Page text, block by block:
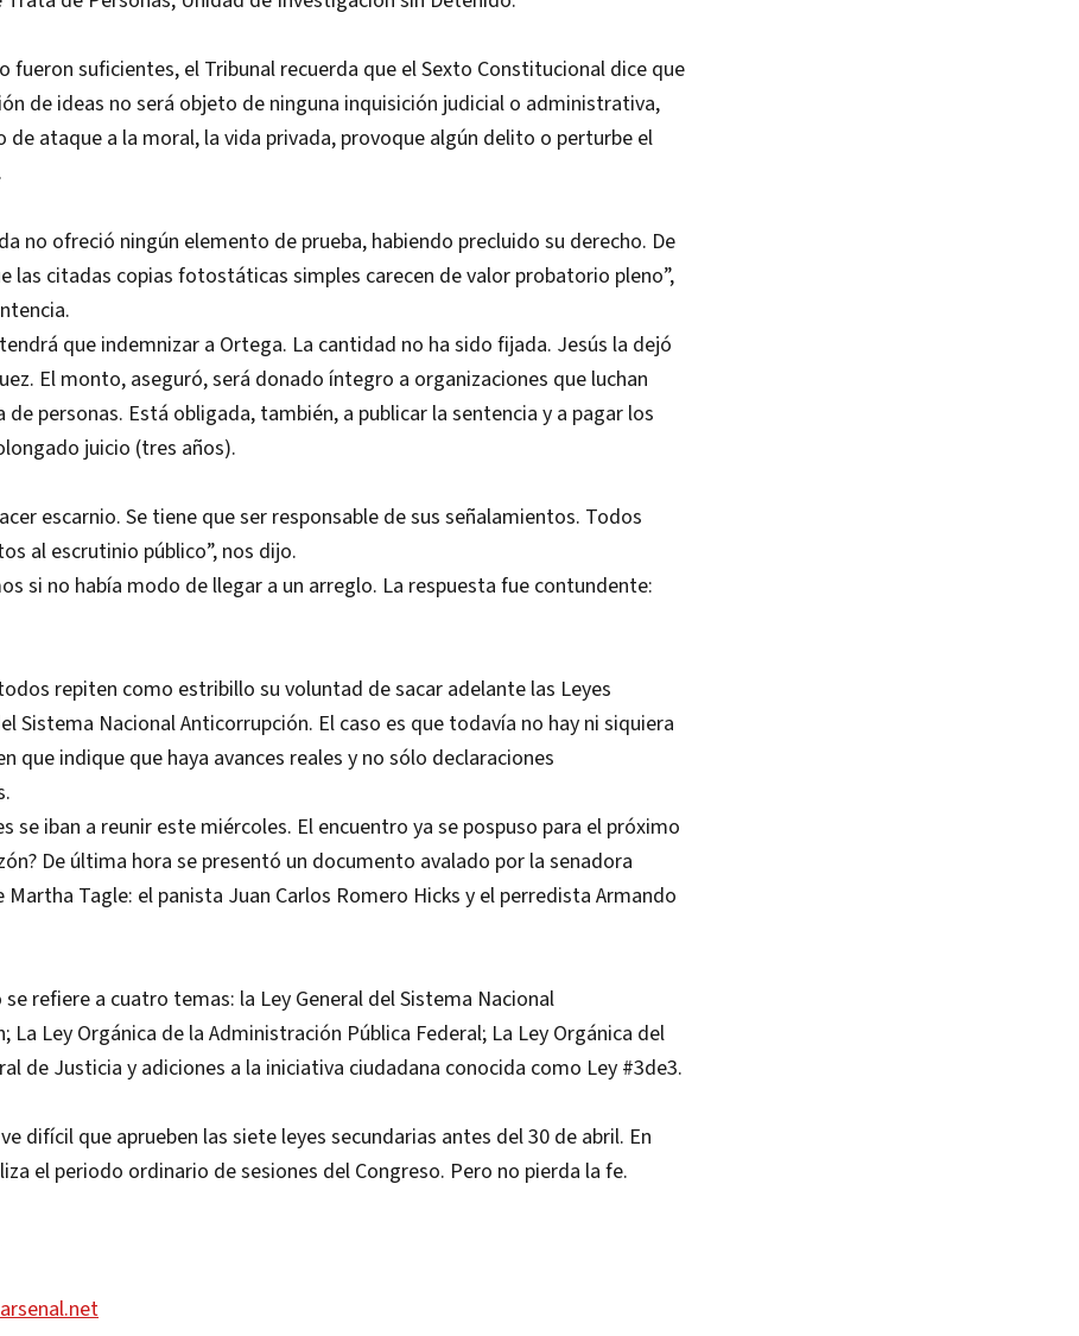
fueron suficientes, el Tribunal recuerda que el Sexto Constitucional dice que
de ideas no será objeto de ninguna inquisición judicial o administrativa,
de ataque a la moral, la vida privada, provoque algún delito o perturbe el
no ofreció ningún elemento de prueba, habiendo precluido su derecho. De
las citadas copias fotostáticas simples carecen de valor probatorio pleno”,
que indemnizar a Ortega. La cantidad no ha sido fijada. Jesús la dejó
El monto, aseguró, será donado íntegro a organizaciones que luchan
personas. Está obligada, también, a publicar la sentencia y a pagar los
juicio (tres años).
escarnio. Se tiene que ser responsable de sus señalamientos. Todos
al escrutinio público”, nos dijo.
si no había modo de llegar a un arreglo. La respuesta fue contundente:
repiten como estribillo su voluntad de sacar adelante las Leyes
Sistema Nacional Anticorrupción. El caso es que todavía no hay ni siquiera
que indique que haya avances reales y no sólo declaraciones
se iban a reunir este miércoles. El encuentro ya se pospuso para el próximo
De última hora se presentó un documento avalado por la senadora
Martha Tagle: el panista Juan Carlos Romero Hicks y el perredista Armando
refiere a cuatro temas: la Ley General del Sistema Nacional
La Ley Orgánica de la Administración Pública Federal; La Ley Orgánica del
de Justicia y adiciones a la iniciativa ciudadana conocida como Ley #3de3.
difícil que aprueben las siete leyes secundarias antes del 30 de abril. En
el periodo ordinario de sesiones del Congreso. Pero no pierda la fe.